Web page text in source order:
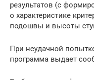
результатов (с
о характеристике
подошвы и высоты
При неудачной
программа выдает